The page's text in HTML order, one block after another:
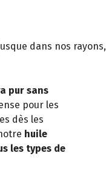
dans nos rayons,
pur sans
pour les
dès les
huile
les types de